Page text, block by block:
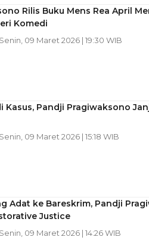
Rilis Buku Mens Rea April
Komedi
09 Maret 2026 | 19:30 WIB
Kasus, Pandji Pragiwaksono
09 Maret 2026 | 15:18 WIB
Adat ke Bareskrim, Pandji
Justice
09 Maret 2026 | 14:26 WIB